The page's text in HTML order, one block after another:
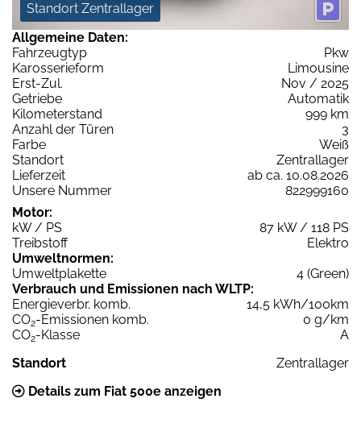
Standort Zentrallager
Allgemeine Daten:
Fahrzeugtyp
Pkw
Karosserieform
Limousine
Erst-Zul.
Nov / 2025
Getriebe
Automatik
Kilometerstand
999 km
Anzahl der Türen
3
Farbe
Weiß
Standort
Zentrallager
Lieferzeit
ab ca. 10.08.2026
Unsere Nummer
822999160
Motor:
kW / PS
87 kW / 118 PS
Treibstoff
Elektro
Umweltnormen:
Umweltplakette
4 (Green)
Verbrauch und Emissionen nach WLTP:
Energieverbr. komb.
14,5 kWh/100km
CO2-Emissionen komb.
0 g/km
CO2-Klasse
A
Standort
Zentrallager
Details zum Fiat 500e anzeigen